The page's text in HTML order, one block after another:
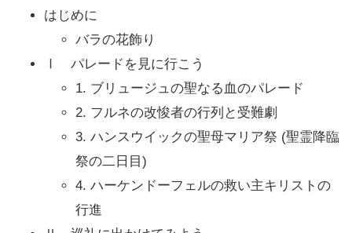
はじめに
バラの花飾り
Ⅰ パレードを見に行こう
1. ブリュージュの聖なる血のパレード
2. フルネの改悛者の行列と受難劇
3. ハンスウイックの聖母マリア祭 (聖霊降臨
祭の二日目)
4. ハーケンドーフェルの救い主キリストの
行進